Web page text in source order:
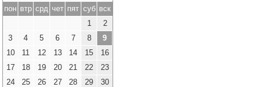
пон втр срд чет пят суб вск
1
2
3
4 5 6 7 8
9
10
11 12 13 14 15
16
17
18 19 20 21 22
23
24
25 26 27 28 29
30